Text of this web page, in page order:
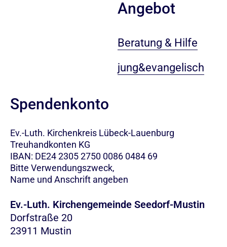
Angebot
Beratung & Hilfe
jung&evangelisch
Spendenkonto
Ev.-Luth. Kirchenkreis Lübeck-Lauenburg
Treuhandkonten KG
IBAN: DE24 2305 2750 0086 0484 69
Bitte Verwendungszweck,
Name und Anschrift angeben
Ev.-Luth. Kirchengemeinde Seedorf-Mustin
Dorfstraße 20
23911 Mustin